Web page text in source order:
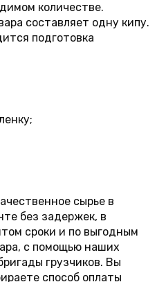
количестве.
составляет одну кипу.
подготовка
сырье в
без задержек, в
сроки и по выгодным
с помощью наших
грузчиков. Вы
способ оплаты